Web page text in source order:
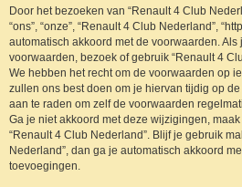
Door het bezoeken van “Renault 4 Club
“ons”, “onze”, “Renault 4 Club Nederland”,
automatisch akkoord met de voorwaarden.
voorwaarden, bezoek of gebruik “Renault 4
We hebben het recht om de voorwaarden op
zullen ons best doen om je hiervan tijdig op
aan te raden om zelf de voorwaarden
Ga je niet akkoord met deze wijzigingen,
“Renault 4 Club Nederland”. Blijf je gebruik
Nederland”, dan ga je automatisch akkoord
toevoegingen.